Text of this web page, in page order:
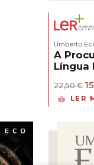
Umberto
A
Língua
22,50€ O
LER